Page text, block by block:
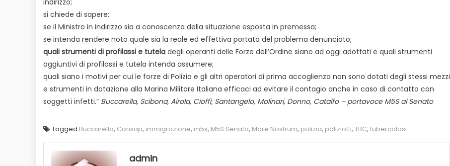
si chiede di sapere:
se il Ministro in indirizzo sia a conoscenza della situazione esposta in premessa;
se intenda rendere noto quale sia la reale ed effettiva portata del problema denunciato;
quali strumenti di profilassi e tutela degli operanti delle Forze dell’Ordine siano ad oggi adottati e quali strumenti
aggiuntivi di profilassi e tutela intenda assumere;
quali siano i motivi per cui le forze di Polizia e gli altri operatori di prima accoglienza non sono dotati degli stessi mezzi
e strumenti in dotazione alla Marina Militare Italiana efficaci ad evitare il contagio anche in caso di contatto con
soggetti infetti.” Buccarella, Scibona, Airola, Cioffi, Santangelo, Molinari, Donno, Catalfo – portavoce M5S al Senato
Tagged Buccarella, Consap, immigrazione, m5s, M5S Senato, Mare Nostrum, polizia, poliziotti, TBC, tubercolosi
admin